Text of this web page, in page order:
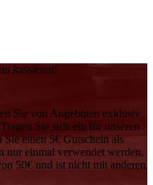
kassieren!
Sie von Angeboten exklusiv
Sie sich ein für unseren
einen 5€ Gutschein als
nur einmal verwendet werden,
50€ und ist nicht mit anderen